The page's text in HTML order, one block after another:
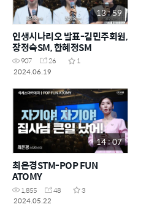
13 : 59
인생시나리오 발표-김민주회원,
장정숙SM, 한혜정SM
907 26
1
2024.06.19
14 : 07
최은경STM-POP FUN
ATOMY
1,855 48
3
2024.05.22